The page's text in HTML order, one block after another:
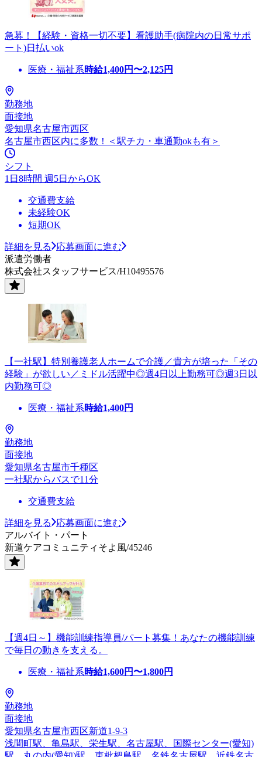
急募！【経験・資格一切不要】看護助手(病院内の日常サポ
ート)日払いok
医療・福祉系時給1,400円〜2,125円
勤務地
面接地
愛知県名古屋市西区
名古屋市西区内に多数！＜駅チカ・車通勤okも有＞
シフト
1日8時間 週5日からOK
交通費支給
未経験OK
短期OK
詳細を見る
応募画面に進む
派遣労働者
株式会社スタッフサービス/H10495576
【一社駅】特別養護老人ホームで介護／貴方が培った「その
経験」が欲しい／ミドル活躍中◎週4日以上勤務可◎週3日以
内勤務可◎
医療・福祉系時給1,400円
勤務地
面接地
愛知県名古屋市千種区
一社駅からバスで11分
交通費支給
詳細を見る
応募画面に進む
アルバイト・パート
新道ケアコミュニティそよ風/45246
【週4日～】機能訓練指導員/パート募集！あなたの機能訓練
で毎日の動きを支える。
医療・福祉系時給1,600円〜1,800円
勤務地
面接地
愛知県名古屋市西区新道1-9-3
浅間町駅、亀島駅、栄生駅、名古屋駅、国際センター(愛知)